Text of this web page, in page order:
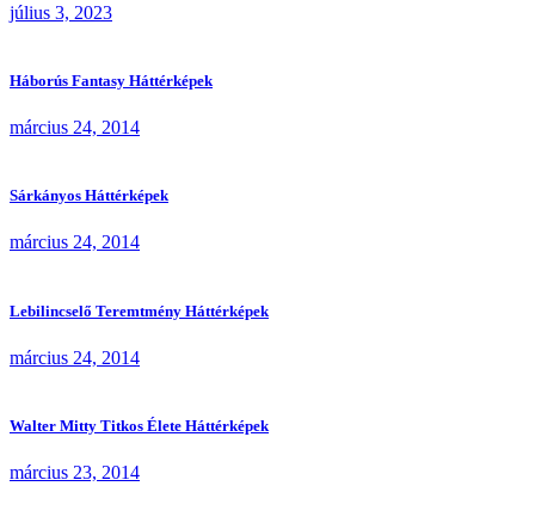
július 3, 2023
Háborús Fantasy Háttérképek
március 24, 2014
Sárkányos Háttérképek
március 24, 2014
Lebilincselő Teremtmény Háttérképek
március 24, 2014
Walter Mitty Titkos Élete Háttérképek
március 23, 2014